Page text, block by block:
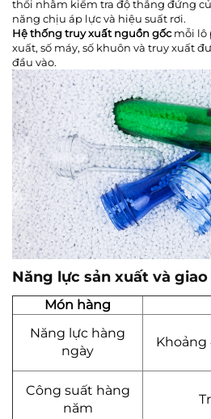
thổi nhằm kiểm tra độ thẳng đứng
năng chịu áp lực và hiệu suất rơi.
Hệ thống truy xuất nguồn gốcmỗi lô
xuất, số máy, số khuôn và truy xuất
đầu vào.
Năng lực sản xuất và
Món hàng
Năng lực hàng
ngày
Khoảng
Công suất hàng
năm